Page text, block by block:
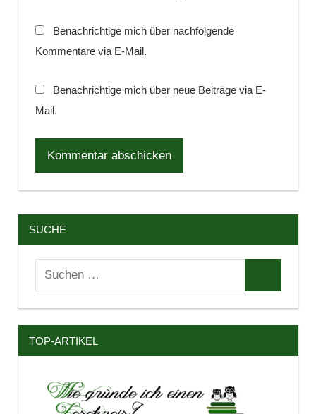
Benachrichtige mich über nachfolgende
Kommentare via E-Mail.
Benachrichtige mich über neue Beiträge via E-
Mail.
SUCHE
Suchen
nach:
TOP-ARTIKEL